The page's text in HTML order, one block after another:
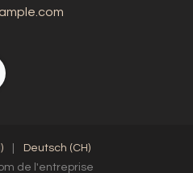
de l'entreprise
Deutsch (CH)